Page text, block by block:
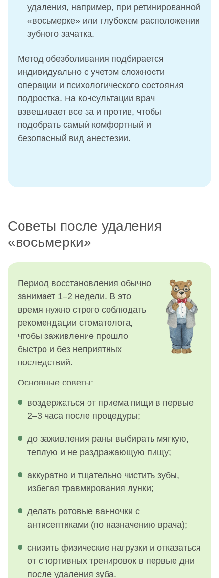
удаления, например, при ретинированной
«восьмерке» или глубоком расположении
зубного зачатка.
Метод обезболивания подбирается
индивидуально с учетом сложности
операции и психологического состояния
подростка. На консультации врач
взвешивает все за и против, чтобы
подобрать самый комфортный и
безопасный вид анестезии.
Советы после удаления
«восьмерки»
Период восстановления обычно
занимает 1–2 недели. В это
время нужно строго соблюдать
рекомендации стоматолога,
чтобы заживление прошло
быстро и без неприятных
последствий.
Основные советы:
воздержаться от приема пищи в первые
2–3 часа после процедуры;
до заживления раны выбирать мягкую,
теплую и не раздражающую пищу;
аккуратно и тщательно чистить зубы,
избегая травмирования лунки;
делать ротовые ванночки с
антисептиками (по назначению врача);
снизить физические нагрузки и отказаться
от спортивных тренировок в первые дни
после удаления зуба.